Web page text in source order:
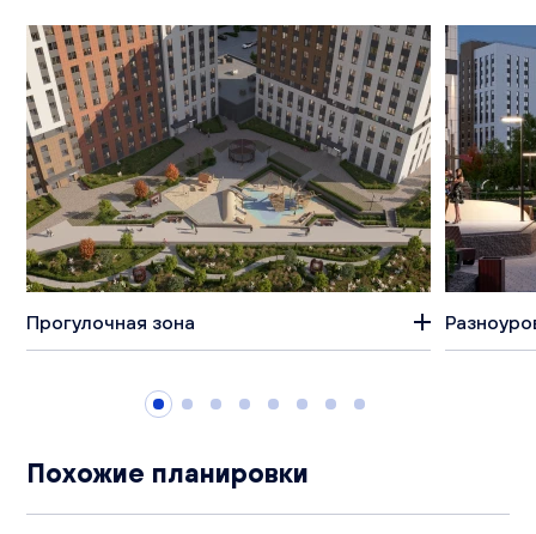
Прогулочная зона
Похожие планировки